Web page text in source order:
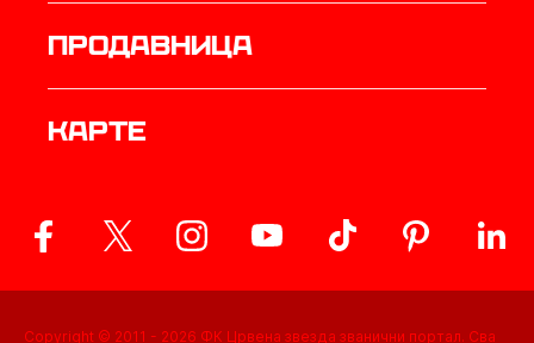
продавница
Карте
Copyright © 2011 - 2026 ФК Црвена звезда званични портал. Сва